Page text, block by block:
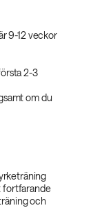
9-12 veckor
2-3
om du
fortfarande
och